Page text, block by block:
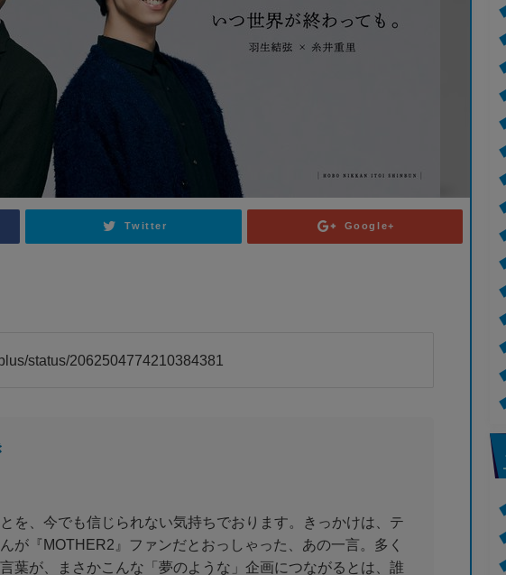
Twitter Google+
status/2062504774210384381
を、今でも信じられない気持ちでおります。きっかけは、テ
が『MOTHER2』ファンだとおっしゃった、あの一言。多く
葉が、まさかこんな「夢のような」企画につながるとは、誰